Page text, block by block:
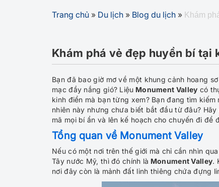
Trang chủ » Du lịch » Blog du lịch » Khám
Khám phá vẻ đẹp huyền bí tại
Bạn đã bao giờ mơ về một khung cảnh hoang
mạc đầy nắng gió? Liệu Monument Valley có
kinh điển mà bạn từng xem? Bạn đang tìm
nhiên này nhưng chưa biết bắt đầu từ đâu? Hãy
mã mọi bí ẩn và lên kế hoạch cho chuyến đi để
Tổng quan về Monument Valley
Nếu có một nơi trên thế giới mà chỉ cần nhìn
Tây nước Mỹ, thì đó chính là Monument Valley.
nơi đây còn là mảnh đất linh thiêng chứa đựng